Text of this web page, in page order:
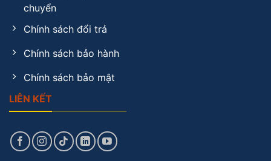
chuyển
Chính sách đổi trả
Chính sách bảo hành
Chính sách bảo mật
LIÊN KẾT